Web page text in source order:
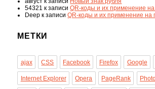
54321 к записиQR-коды и их применение на
Deep к записиQR-коды и их применение на
МЕТКИ
ajax CSS Facebook Firefox Google
Internet Explorer Opera PageRank